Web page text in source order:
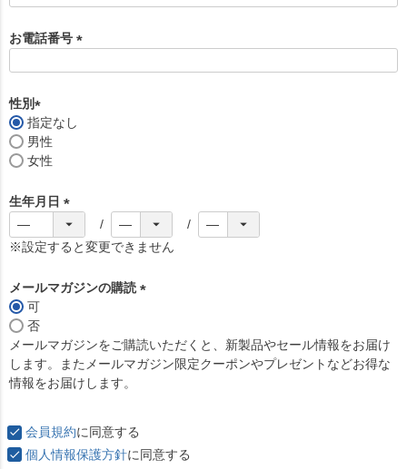
お電話番号
性別
(
必
須
指定なし
男性
女性
生年月日
(
必
)
※設定すると変更できません
メールマガジンの購読
須
)
可
否
メールマガジンをご購読いただくと、新製品やセール情報をお届け
します。またメールマガジン限定クーポンやプレゼントなどお得な
情報をお届けします。
会員規約に同意する
個人情報保護方針に同意する